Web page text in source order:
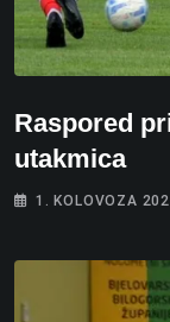
Raspored
utakmica
1. KOLOVOZA